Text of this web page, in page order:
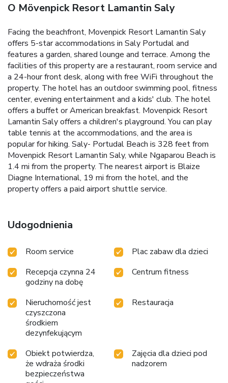
O Mövenpick Resort Lamantin Saly
Facing the beachfront, Movenpick Resort Lamantin Saly
offers 5-star accommodations in Saly Portudal and
features a garden, shared lounge and terrace. Among the
facilities of this property are a restaurant, room service and
a 24-hour front desk, along with free WiFi throughout the
property. The hotel has an outdoor swimming pool, fitness
center, evening entertainment and a kids' club. The hotel
offers a buffet or American breakfast. Movenpick Resort
Lamantin Saly offers a children's playground. You can play
table tennis at the accommodations, and the area is
popular for hiking. Saly- Portudal Beach is 328 feet from
Movenpick Resort Lamantin Saly, while Ngaparou Beach is
1.4 mi from the property. The nearest airport is Blaize
Diagne International, 19 mi from the hotel, and the
property offers a paid airport shuttle service.
Udogodnienia
Room service
Plac zabaw dla dzieci
Recepcja czynna 24
godziny na dobę
Centrum fitness
Nieruchomość jest
czyszczona
środkiem
dezynfekującym
Restauracja
Obiekt potwierdza,
że wdraża środki
bezpieczeństwa
Zajęcia dla dzieci pod
nadzorem